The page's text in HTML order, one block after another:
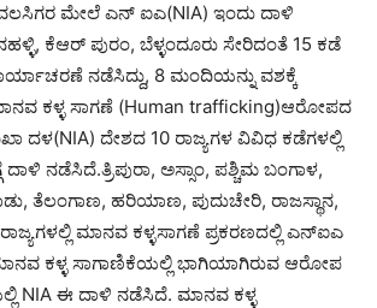
ವಲಸಿಗರ ಮೇಲೆ ಎನ್ ಐಎ(NIA) ಇಂದು ದಾಳಿ
ಕೆಆರ್ ಪುರಂ, ಬೆಳ್ಳಂದೂರು ಸೇರಿದಂತೆ 15 ಕಡೆ
ನಡೆಸಿದ್ದು, 8 ಮಂದಿಯನ್ನು ವಶಕ್ಕೆ
ಕಳ್ಳ ಸಾಗಣೆ (Human trafficking)ಆರೋಪದ
ದಳ(NIA) ದೇಶದ 10 ರಾಜ್ಯಗಳ ವಿವಿಧ ಕಡೆಗಳಲ್ಲಿ
ದಾಳಿ ನಡೆಸಿದೆ.ತ್ರಿಪುರಾ, ಅಸ್ಸಾಂ, ಪಶ್ಚಿಮ ಬಂಗಾಳ,
ತೆಲಂಗಾಣ, ಹರಿಯಾಣ, ಪುದುಚೇರಿ, ರಾಜಸ್ಥಾನ,
ರಾಜ್ಯಗಳಲ್ಲಿ ಮಾನವ ಕಳ್ಳಸಾಗಣೆ ಪ್ರಕರಣದಲ್ಲಿ ಎನ್‌ಐಎ
ಕಳ್ಳ ಸಾಗಾಣಿಕೆಯಲ್ಲಿ ಭಾಗಿಯಾಗಿರುವ ಆರೋಪ
NIA ಈ ದಾಳಿ ನಡೆಸಿದೆ. ಮಾನವ ಕಳ್ಳ